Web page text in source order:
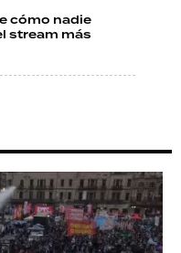
cómo nadie
stream más